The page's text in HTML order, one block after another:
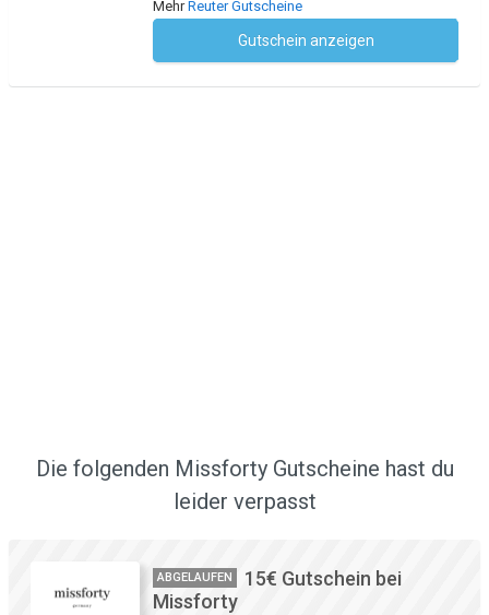
MehrReuter Gutscheine
Gutschein anzeigen
Die folgenden Missforty Gutscheine hast du
leider verpasst
ABGELAUFEN
15€ Gutschein bei
Missforty